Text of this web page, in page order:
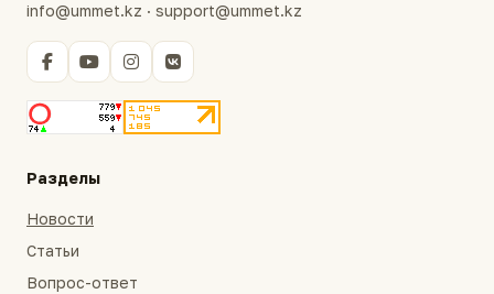
info@ummet.kz · support@ummet.kz
Разделы
Новости
Статьи
Вопрос-ответ